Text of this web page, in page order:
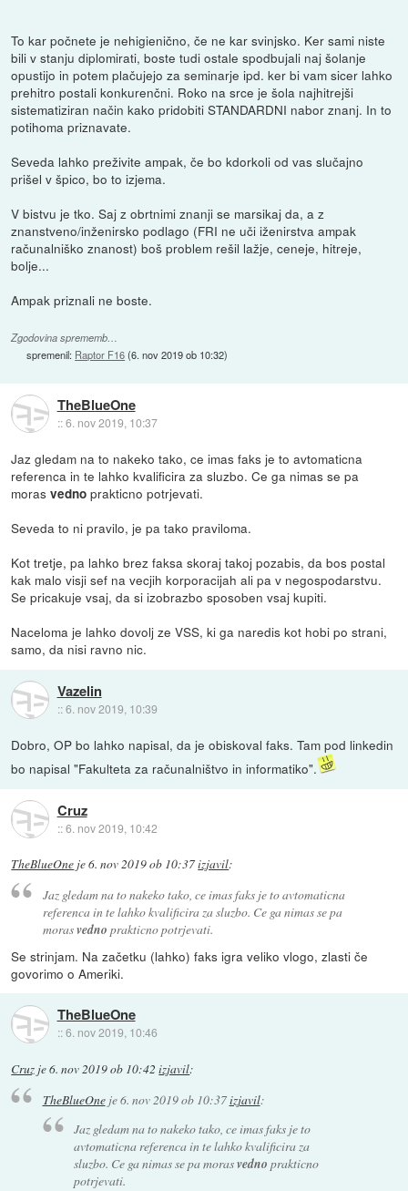
To kar počnete je nehigienično, če ne kar svinjsko. Ker sami niste
bili v stanju diplomirati, boste tudi ostale spodbujali naj šolanje
opustijo in potem plačujejo za seminarje ipd. ker bi vam sicer lahko
prehitro postali konkurenčni. Roko na srce je šola najhitrejši
sistematiziran način kako pridobiti STANDARDNI nabor znanj. In to
potihoma priznavate.
Seveda lahko preživite ampak, če bo kdorkoli od vas slučajno
prišel v špico, bo to izjema.
V bistvu je tko. Saj z obrtnimi znanji se marsikaj da, a z
znanstveno/inženirsko podlago (FRI ne uči iženirstva ampak
računalniško znanost) boš problem rešil lažje, ceneje, hitreje,
bolje...
Ampak priznali ne boste.
Zgodovina sprememb…
spremenil: Raptor F16(6. nov 2019 ob 10:32)
TheBlueOne
::6. nov 2019, 10:37
Jaz gledam na to nakeko tako, ce imas faks je to avtomaticna
referenca in te lahko kvalificira za sluzbo. Ce ga nimas se pa
morasvedno prakticno potrjevati.
Seveda to ni pravilo, je pa tako praviloma.
Kot tretje, pa lahko brez faksa skoraj takoj pozabis, da bos postal
kak malo visji sef na vecjih korporacijah ali pa v negospodarstvu.
Se pricakuje vsaj, da si izobrazbo sposoben vsaj kupiti.
Naceloma je lahko dovolj ze VSS, ki ga naredis kot hobi po strani,
samo, da nisi ravno nic.
Vazelin
::6. nov 2019, 10:39
Dobro, OP bo lahko napisal, da je obiskoval faks. Tam pod linkedin
bo napisal "Fakulteta za računalništvo in informatiko".
Cruz
::6. nov 2019, 10:42
TheBlueOne je6. nov 2019 ob 10:37izjavil:
Jaz gledam na to nakeko tako, ce imas faks je to avtomaticna
referenca in te lahko kvalificira za sluzbo. Ce ga nimas se pa
morasvedno prakticno potrjevati.
Se strinjam. Na začetku (lahko) faks igra veliko vlogo, zlasti če
govorimo o Ameriki.
TheBlueOne
::6. nov 2019, 10:46
Cruz je6. nov 2019 ob 10:42 izjavil:
TheBlueOneje6. nov 2019 ob 10:37izjavil:
Jaz gledam na to nakeko tako, ce imas faks je to
avtomaticna referenca in te lahko kvalificira za
sluzbo. Ce ga nimas se pa morasvedno prakticno
potrjevati.